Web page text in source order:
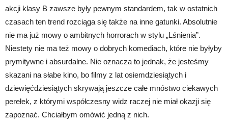
akcji klasy B zawsze były pewnym standardem, tak w ostatnich
czasach ten trend rozciąga się także na inne gatunki. Absolutnie
nie ma już mowy o ambitnych horrorach w stylu „Lśnienia”.
Niestety nie ma też mowy o dobrych komediach, które nie byłyby
prymitywne i absurdalne. Nie oznacza to jednak, że jesteśmy
skazani na słabe kino, bo filmy z lat osiemdziesiątych i
dziewięćdziesiątych skrywają jeszcze całe mnóstwo ciekawych
perełek, z którymi współczesny widz raczej nie miał okazji się
zapoznać. Chciałbym omówić jedną z nich.